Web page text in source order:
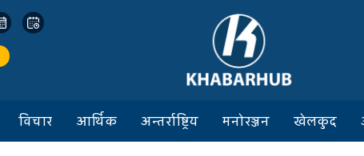
विचार आर्थिक अन्तर्राष्ट्रिय मनोरञ्जन खेलकुद